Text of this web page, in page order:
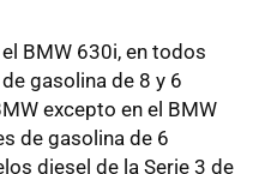
BMW 630i, en todos
gasolina de 8 y 6
excepto en el BMW
de gasolina de 6
diesel de la Serie 3 de